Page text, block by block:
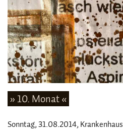
» 10. Monat «
Sonntag, 31.08.2014, Krankenhaus